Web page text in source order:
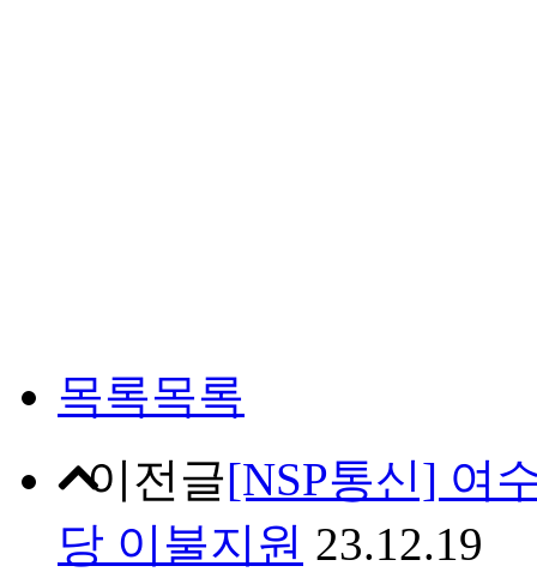
목록목록
이전글[NSP통신] 여
당 이불지원 23.12.19